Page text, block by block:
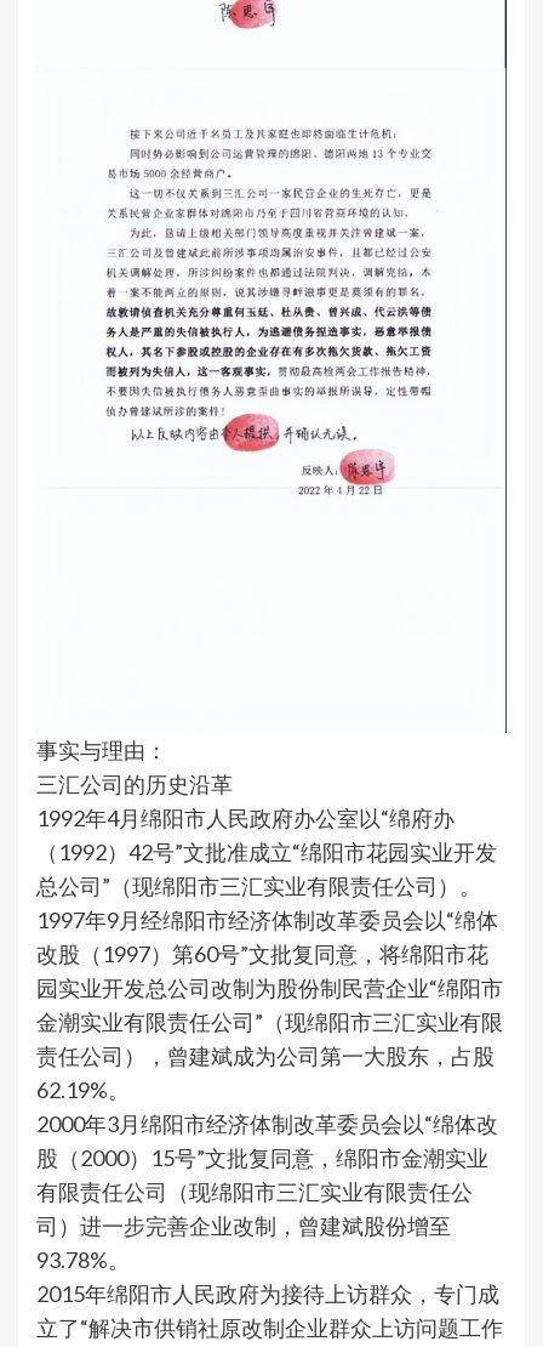
事实与理由：
三汇公司的历史沿革
1992年4月绵阳市人民政府办公室以“绵府办
（1992）42号”文批准成立“绵阳市花园实业开发
总公司”（现绵阳市三汇实业有限责任公司）。
1997年9月经绵阳市经济体制改革委员会以“绵体
改股（1997）第60号”文批复同意，将绵阳市花
园实业开发总公司改制为股份制民营企业“绵阳市
金潮实业有限责任公司”（现绵阳市三汇实业有限
责任公司），曾建斌成为公司第一大股东，占股
62.19%。
2000年3月绵阳市经济体制改革委员会以“绵体改
股（2000）15号”文批复同意，绵阳市金潮实业
有限责任公司（现绵阳市三汇实业有限责任公
司）进一步完善企业改制，曾建斌股份增至
93.78%。
2015年绵阳市人民政府为接待上访群众，专门成
立了“解决市供销社原改制企业群众上访问题工作